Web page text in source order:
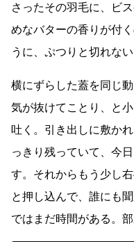
さったその羽毛に、ビ
めなバターの香りが付
うに、ぷつりと切れない
横にずらした蓋を同じ
気が抜けてことり、と
吐く。引き出しに敷か
っきり残っていて、今
す。それからもう少し
と押し込んで、誰にも
ではまだ時間がある。